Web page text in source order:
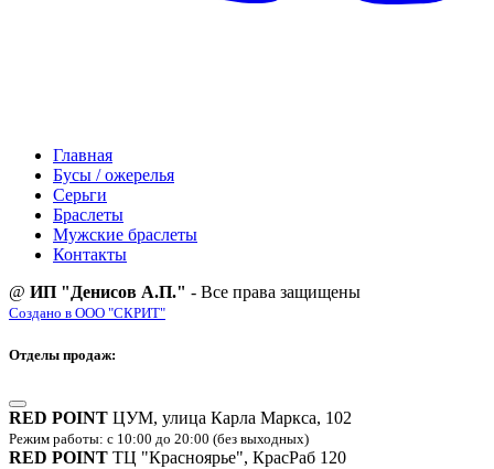
Главная
Бусы / ожерелья
Серьги
Браслеты
Мужские браслеты
Контакты
@ ИП "Денисов А.П." - Все права защищены
Создано в ООО "СКРИТ"
Отделы продаж:
RED POINT ЦУМ, улица Карла Маркса, 102
Режим работы: с 10:00 до 20:00 (без выходных)
RED POINT ТЦ "Красноярье", КрасРаб 120